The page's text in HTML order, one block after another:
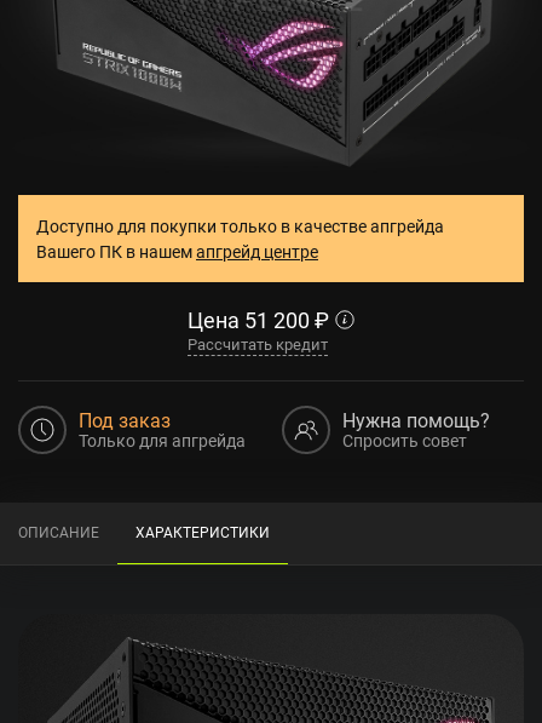
Доступно для покупки только в качестве апгрейда
Вашего ПК в нашемапгрейд центре
Цена 51 200 ₽
Рассчитать кредит
Под заказ
Только для апгрейда
Нужна помощь?
Спросить совет
ОПИСАНИЕ ХАРАКТЕРИСТИКИ